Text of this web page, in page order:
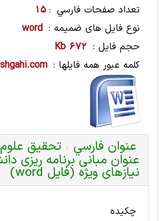
تعداد صفحات فارسي :
15
نوع فایل های ضمیمه : word
حجم فایل : 672 Kb
کلمه عبور همه فایلها :
عنوان فارسي : تحقیق علوم
عنوان مبانی برنامه ریزی
نیازهای ویژه (فایل word)
چکیده